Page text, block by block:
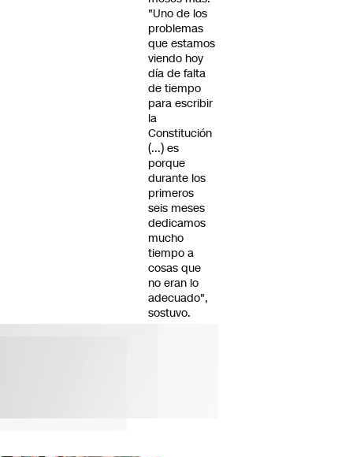
"Uno de los
problemas
que estamos
viendo hoy
día de falta
de tiempo
para escribir
la
Constitución
(...) es
porque
durante los
primeros
seis meses
dedicamos
mucho
tiempo a
cosas que
no eran lo
adecuado",
sostuvo.